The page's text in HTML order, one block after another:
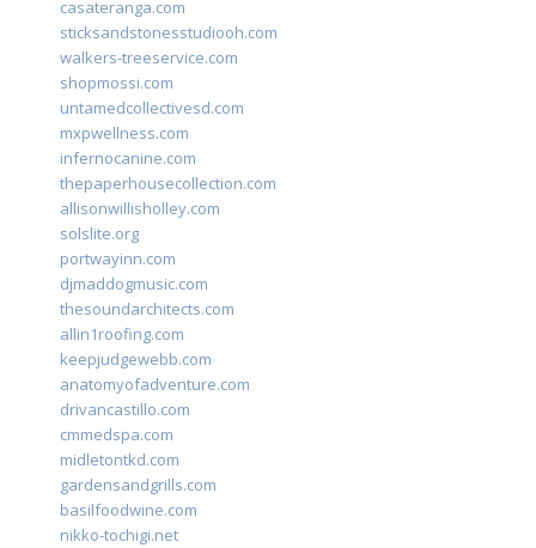
casateranga.com
sticksandstonesstudiooh.com
walkers-treeservice.com
shopmossi.com
untamedcollectivesd.com
mxpwellness.com
infernocanine.com
thepaperhousecollection.com
allisonwillisholley.com
solslite.org
portwayinn.com
djmaddogmusic.com
thesoundarchitects.com
allin1roofing.com
keepjudgewebb.com
anatomyofadventure.com
drivancastillo.com
cmmedspa.com
midletontkd.com
gardensandgrills.com
basilfoodwine.com
nikko-tochigi.net